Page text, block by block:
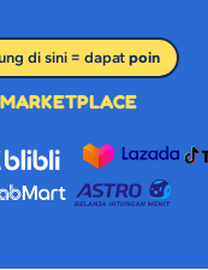
di sini = dapatpoin